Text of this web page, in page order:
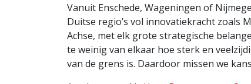
Vanuit Enschede, Wageningen of
Duitse regio’s vol innovatiekracht zoals
Achse, met elk grote strategische
te weinig van elkaar hoe sterk en
van de grens is. Daardoor missen we